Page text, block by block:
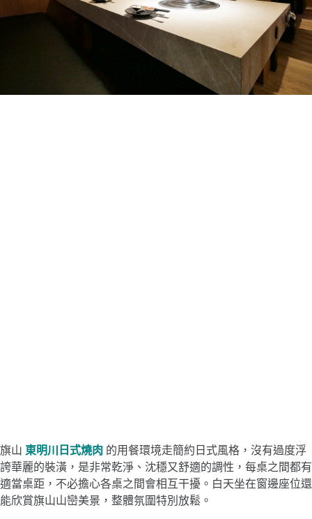
旗山 東明川日式燒肉 的用餐環境走簡約日式風格，沒有過度浮
誇華麗的裝潢，是非常乾淨、沈穩又舒適的調性，每桌之間都有
適當桌距，不必擔心各桌之間會相互干擾。白天坐在窗邊座位還
能欣賞旗山山巒美景，整體氛圍特別放鬆。